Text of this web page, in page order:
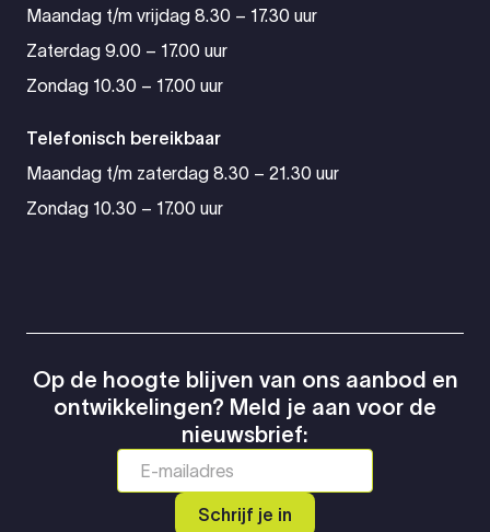
Maandag t/m vrijdag 8.30 – 17.30 uur
Zaterdag 9.00 – 17.00 uur
Zondag 10.30 – 17.00 uur
Telefonisch bereikbaar
Maandag t/m zaterdag 8.30 – 21.30 uur
Zondag 10.30 – 17.00 uur
Op de hoogte blijven van ons aanbod en
ontwikkelingen? Meld je aan voor de
nieuwsbrief:
Schrijf je in